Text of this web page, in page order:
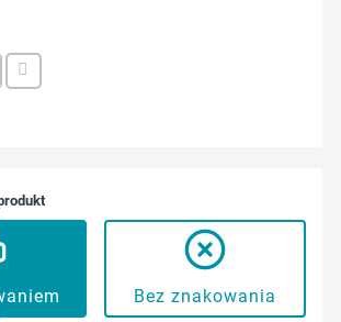
Bez znakowania